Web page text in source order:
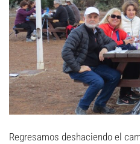
Regresamos deshaciendo el